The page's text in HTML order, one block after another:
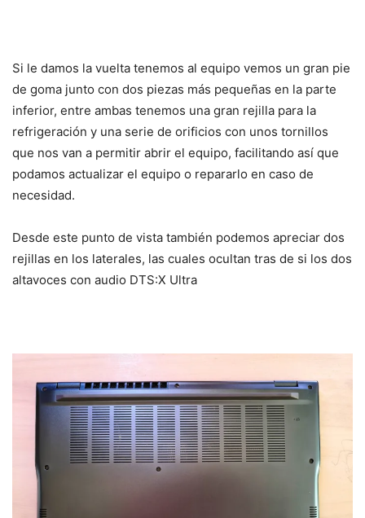
Si le damos la vuelta tenemos al equipo vemos un gran pie
de goma junto con dos piezas más pequeñas en la parte
inferior, entre ambas tenemos una gran rejilla para la
refrigeración y una serie de orificios con unos tornillos
que nos van a permitir abrir el equipo, facilitando así que
podamos actualizar el equipo o repararlo en caso de
necesidad.
Desde este punto de vista también podemos apreciar dos
rejillas en los laterales, las cuales ocultan tras de si los dos
altavoces con audio DTS:X Ultra